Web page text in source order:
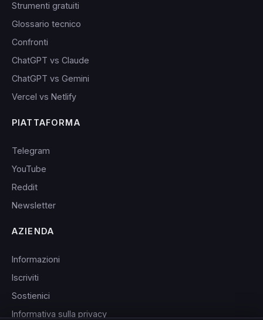
Strumenti gratuiti
Glossario tecnico
Confronti
ChatGPT vs Claude
ChatGPT vs Gemini
Vercel vs Netlify
PIATTAFORMA
Telegram
YouTube
Reddit
Newsletter
AZIENDA
Informazioni
Iscriviti
Sostienici
Informativa sulla privacy